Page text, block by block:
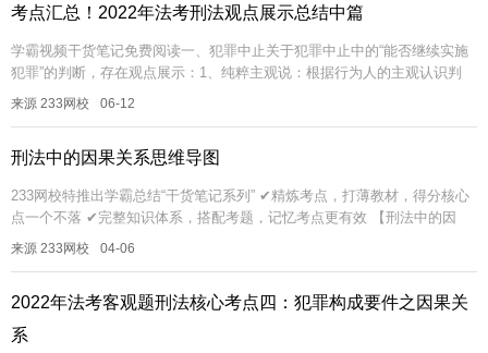
考点汇总！2022年法考刑法观点展示总结中篇
学霸视频干货笔记免费阅读一、犯罪中止关于犯罪中止中的“能否继续实施
犯罪”的判断，存在观点展示：1、纯粹主观说：根据行为人的主观认识判
断，如果主观上认为能继续犯罪而停止的，认定为犯罪中止。2、纯粹客观
来源 233网校 06-12
刑法中的因果关系思维导图
233网校特推出学霸总结“干货笔记系列” ✔精炼考点，打薄教材，得分核心
点一个不落 ✔完整知识体系，搭配考题，记忆考点更有效 【刑法中的因
果...
来源 233网校 04-06
2022年法考客观题刑法核心考点四：犯罪构成要件之因果关
系